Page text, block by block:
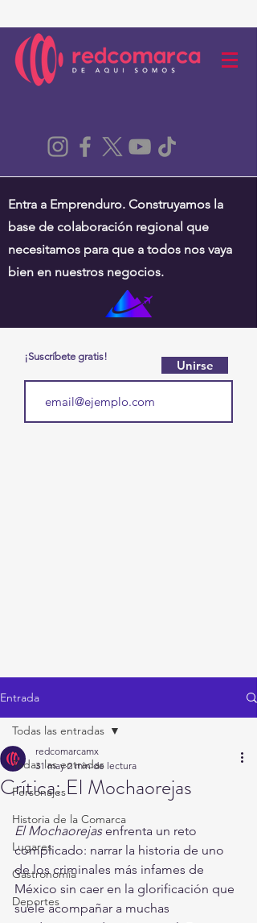
Entra a Emprenduro. Construyamos la
base de colaboración regional que
necesitamos para que a todos nos vaya
bien en nuestros negocios.
¡Suscríbete gratis!
Unirse
Entrada
Todas las entradas
Personajes
Historia de la Comarca
Lugares
Gastronomía
Deportes
Todas las entradas
Crítica: El Mochaorejas
redcomarcamx
31 may 2 min de lectura
El Mochaorejas enfrenta un reto
complicado: narrar la historia de uno
de los criminales más infames de
México sin caer en la glorificación que
suele acompañar a muchas